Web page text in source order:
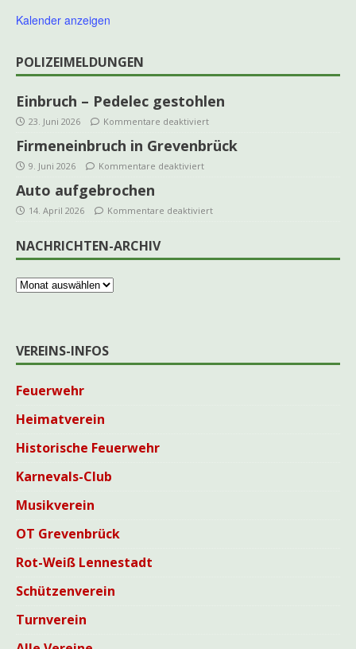
Kalender anzeigen
POLIZEIMELDUNGEN
Einbruch – Pedelec gestohlen
23. Juni 2026 Kommentare deaktiviert
Firmeneinbruch in Grevenbrück
9. Juni 2026 Kommentare deaktiviert
Auto aufgebrochen
14. April 2026 Kommentare deaktiviert
NACHRICHTEN-ARCHIV
VEREINS-INFOS
Feuerwehr
Heimatverein
Historische Feuerwehr
Karnevals-Club
Musikverein
OT Grevenbrück
Rot-Weiß Lennestadt
Schützenverein
Turnverein